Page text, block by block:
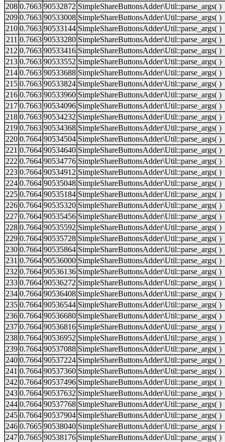
208 0.7663 90532872 SimpleShareButtonsAdder\Util::parse_args( )
209 0.7663 90533008 SimpleShareButtonsAdder\Util::parse_args( )
210 0.7663 90533144 SimpleShareButtonsAdder\Util::parse_args( )
211 0.7663 90533280 SimpleShareButtonsAdder\Util::parse_args( )
212 0.7663 90533416 SimpleShareButtonsAdder\Util::parse_args( )
213 0.7663 90533552 SimpleShareButtonsAdder\Util::parse_args( )
214 0.7663 90533688 SimpleShareButtonsAdder\Util::parse_args( )
215 0.7663 90533824 SimpleShareButtonsAdder\Util::parse_args( )
216 0.7663 90533960 SimpleShareButtonsAdder\Util::parse_args( )
217 0.7663 90534096 SimpleShareButtonsAdder\Util::parse_args( )
218 0.7663 90534232 SimpleShareButtonsAdder\Util::parse_args( )
219 0.7663 90534368 SimpleShareButtonsAdder\Util::parse_args( )
220 0.7664 90534504 SimpleShareButtonsAdder\Util::parse_args( )
221 0.7664 90534640 SimpleShareButtonsAdder\Util::parse_args( )
222 0.7664 90534776 SimpleShareButtonsAdder\Util::parse_args( )
223 0.7664 90534912 SimpleShareButtonsAdder\Util::parse_args( )
224 0.7664 90535048 SimpleShareButtonsAdder\Util::parse_args( )
225 0.7664 90535184 SimpleShareButtonsAdder\Util::parse_args( )
226 0.7664 90535320 SimpleShareButtonsAdder\Util::parse_args( )
227 0.7664 90535456 SimpleShareButtonsAdder\Util::parse_args( )
228 0.7664 90535592 SimpleShareButtonsAdder\Util::parse_args( )
229 0.7664 90535728 SimpleShareButtonsAdder\Util::parse_args( )
230 0.7664 90535864 SimpleShareButtonsAdder\Util::parse_args( )
231 0.7664 90536000 SimpleShareButtonsAdder\Util::parse_args( )
232 0.7664 90536136 SimpleShareButtonsAdder\Util::parse_args( )
233 0.7664 90536272 SimpleShareButtonsAdder\Util::parse_args( )
234 0.7664 90536408 SimpleShareButtonsAdder\Util::parse_args( )
235 0.7664 90536544 SimpleShareButtonsAdder\Util::parse_args( )
236 0.7664 90536680 SimpleShareButtonsAdder\Util::parse_args( )
237 0.7664 90536816 SimpleShareButtonsAdder\Util::parse_args( )
238 0.7664 90536952 SimpleShareButtonsAdder\Util::parse_args( )
239 0.7664 90537088 SimpleShareButtonsAdder\Util::parse_args( )
240 0.7664 90537224 SimpleShareButtonsAdder\Util::parse_args( )
241 0.7664 90537360 SimpleShareButtonsAdder\Util::parse_args( )
242 0.7664 90537496 SimpleShareButtonsAdder\Util::parse_args( )
243 0.7664 90537632 SimpleShareButtonsAdder\Util::parse_args( )
244 0.7664 90537768 SimpleShareButtonsAdder\Util::parse_args( )
245 0.7664 90537904 SimpleShareButtonsAdder\Util::parse_args( )
246 0.7665 90538040 SimpleShareButtonsAdder\Util::parse_args( )
247 0.7665 90538176 SimpleShareButtonsAdder\Util::parse_args( )